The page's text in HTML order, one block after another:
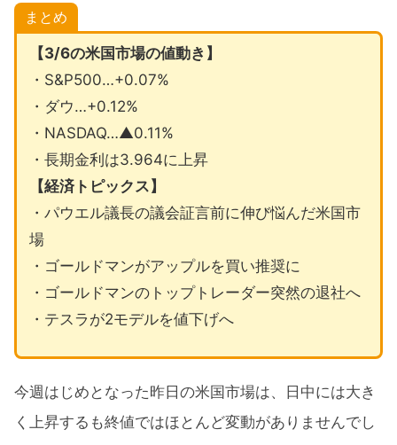
まとめ
【3/6の米国市場の値動き】
・S&P500…+0.07%
・ダウ…+0.12%
・NASDAQ…▲0.11%
・長期金利は3.964に上昇
【経済トピックス】
・パウエル議長の議会証言前に伸び悩んだ米国市
場
・ゴールドマンがアップルを買い推奨に
・ゴールドマンのトップトレーダー突然の退社へ
・テスラが2モデルを値下げへ
今週はじめとなった昨日の米国市場は、日中には大き
く上昇するも終値ではほとんど変動がありませんでし